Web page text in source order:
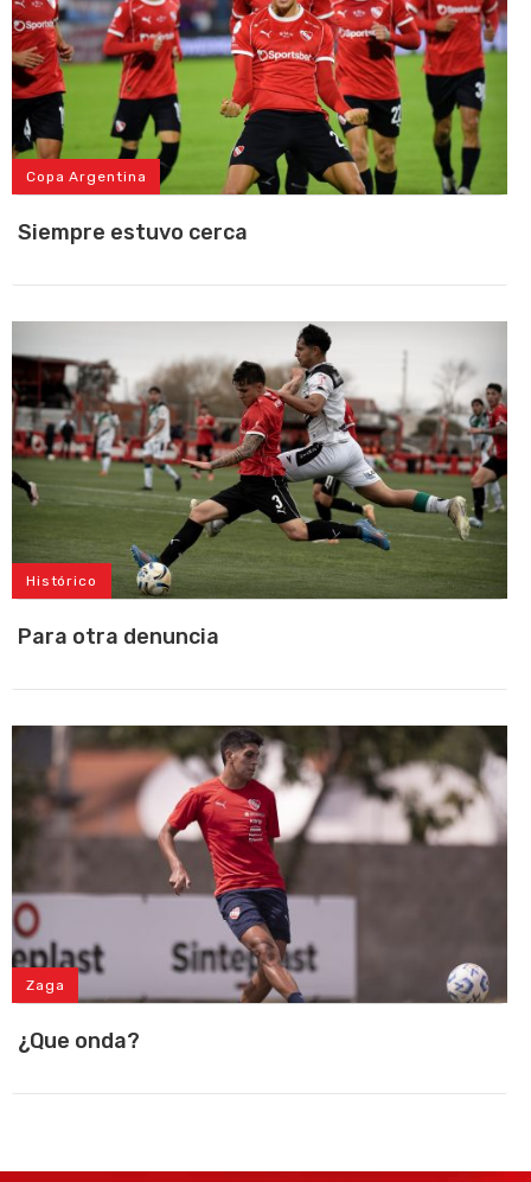
Copa Argentina
Siempre estuvo cerca
Histórico
Para otra denuncia
Zaga
¿Que onda?